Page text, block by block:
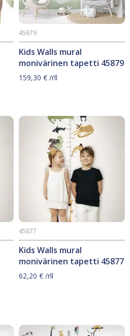
Kids Walls mural
monivärinen tapetti 45879
45879
159,30 € /rll
Kids Walls mural
monivärinen tapetti 45877
45877
62,20 € /rll